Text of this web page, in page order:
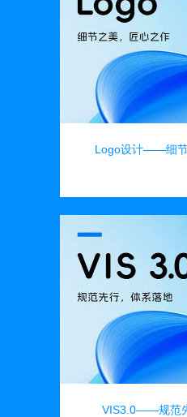
Logo设计——细
VIS3.0——规范